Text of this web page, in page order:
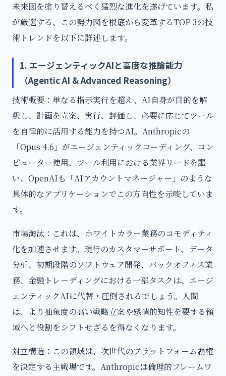
未来図を塗り替えるべく猛烈な進化を遂げています。私
が厳選する、この勢力図を根底から変革するTOP 3の技
術トレンドを以下に詳述します。
1. エージェンティックAIと高度な推論能力
（Agentic AI & Advanced Reasoning）
技術概要：単なる指示実行を超え、AI自身が目的を解
釈し、計画を立案、実行、評価し、必要に応じてツール
を自律的に活用する能力を持つAI。Anthropicの
「Opus 4.6」がエージェンティックコーディング、コン
ピューター使用、ツール利用における業界リードを謳
い、OpenAIも「AIアカウントマネージャー」のような
具体的なアプリケーションでこの方向性を示唆していま
す。
市場淘汰：これは、ホワイトカラー業務のコモディティ
化を加速させます。現行のカスタマーサポート、データ
分析、初期段階のソフトウェア開発、バックオフィス業
務、金融トレーディングにおける一部タスクは、エージ
ェンティックAIに代替・圧倒されるでしょう。人間
は、より抽象度の高い戦略立案や感情的知性を要する領
域へと役割をシフトせざるを得なくなります。
対立構造：この領域は、次世代のプラットフォーム覇権
を決定する主戦場です。Anthropicは倫理的フレームワ